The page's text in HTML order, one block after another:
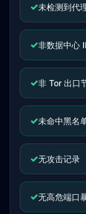
✓未检测到代
✓非数据中心
✓非 Tor 出口
✓未命中黑名
✓无攻击记录
✓无高危端口